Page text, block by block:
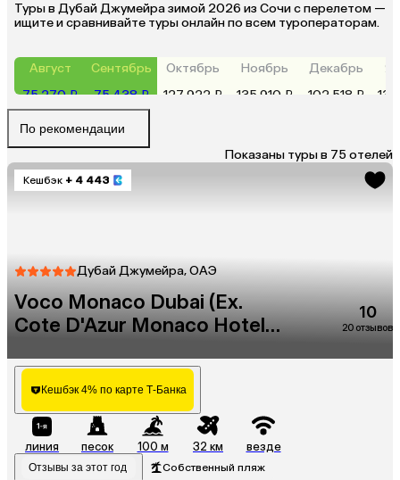
Туры в Дубай Джумейра зимой 2026 из Сочи с перелетом —
ищите и сравнивайте туры онлайн по всем туроператорам.
Август
75 270 ₽
Сентябрь
75 438 ₽
Октябрь
127 922 ₽
Ноябрь
135 910 ₽
Декабрь
102 518 ₽
По рекомендации
Показаны туры в 75 отелей
Кешбэк + 4 443
Дубай Джумейра, ОАЭ
Voco Monaco Dubai (Ex.
Cote D'Azur Monaco Hotel)
10
20 отзывов
Кешбэк 4% по карте Т-Банка
линия песок 100 м 32 км везде
Отзывы за этот год Собственный пляж